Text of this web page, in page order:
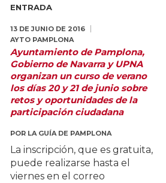
ENTRADA
13 DE JUNIO DE 2016
AYTO PAMPLONA
Ayuntamiento de Pamplona,
Gobierno de Navarra y UPNA
organizan un curso de verano
los días 20 y 21 de junio sobre
retos y oportunidades de la
participación ciudadana
POR LA GUÍA DE PAMPLONA
La inscripción, que es gratuita,
puede realizarse hasta el
viernes en el correo